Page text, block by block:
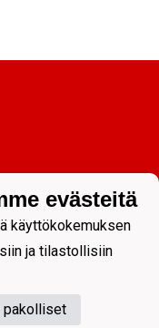
evästeitä
käyttökokemuksen
ja tilastollisiin
pakolliset